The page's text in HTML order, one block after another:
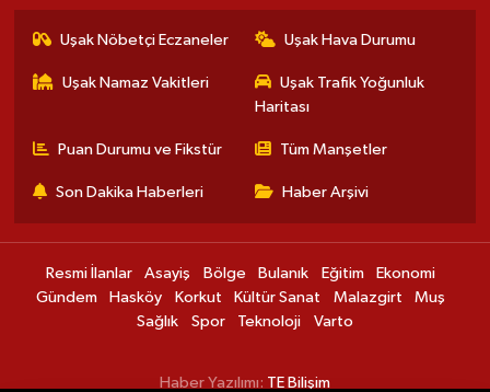
Uşak Nöbetçi Eczaneler Uşak Hava Durumu
Uşak Namaz Vakitleri
Uşak Trafik Yoğunluk
Haritası
Puan Durumu ve Fikstür Tüm Manşetler
Son Dakika Haberleri Haber Arşivi
Resmi İlanlar Asayiş Bölge Bulanık Eğitim
Ekonomi
Gündem
Hasköy Korkut Kültür Sanat Malazgirt
Muş
Sağlık
Spor Teknoloji Varto
Haber Yazılımı: TE Bilişim